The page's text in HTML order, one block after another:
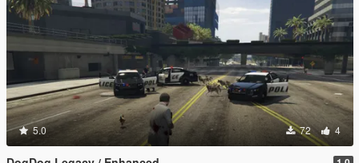
5.0 72 4